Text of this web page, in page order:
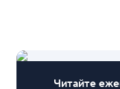
Читайте